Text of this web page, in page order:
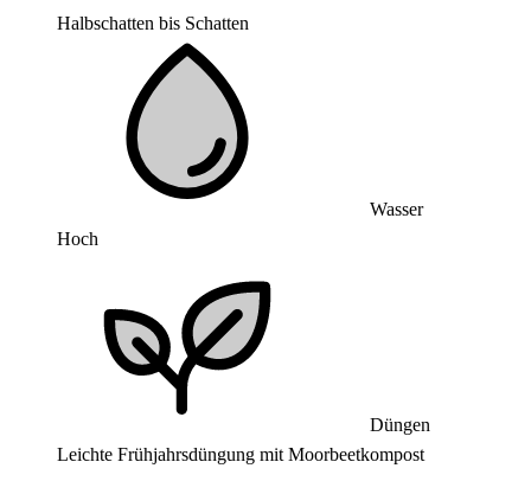
Halbschatten bis Schatten
Wasser
Hoch
Düngen
Leichte Frühjahrsdüngung mit Moorbeetkompost